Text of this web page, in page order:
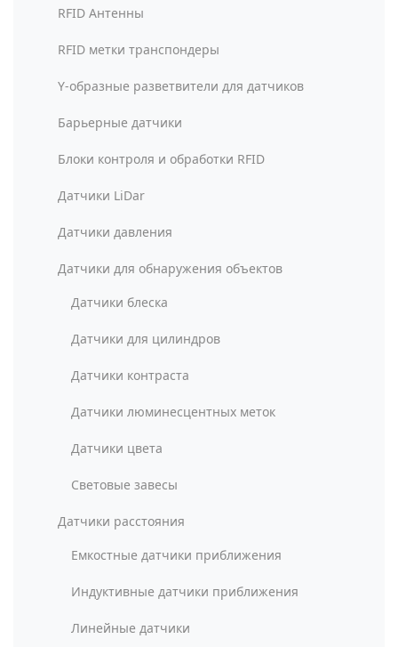
RFID Антенны
RFID метки транспондеры
Y-образные разветвители для датчиков
Барьерные датчики
Блоки контроля и обработки RFID
Датчики LiDar
Датчики давления
Датчики для обнаружения объектов
Датчики блеска
Датчики для цилиндров
Датчики контраста
Датчики люминесцентных меток
Датчики цвета
Световые завесы
Датчики расстояния
Емкостные датчики приближения
Индуктивные датчики приближения
Линейные датчики